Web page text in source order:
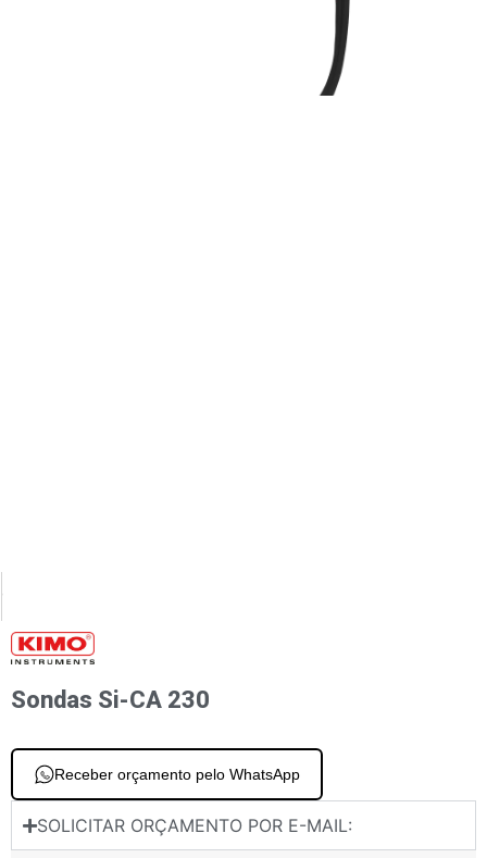
Sondas Si-CA 230
Receber orçamento pelo WhatsApp
SOLICITAR ORÇAMENTO POR E-MAIL: